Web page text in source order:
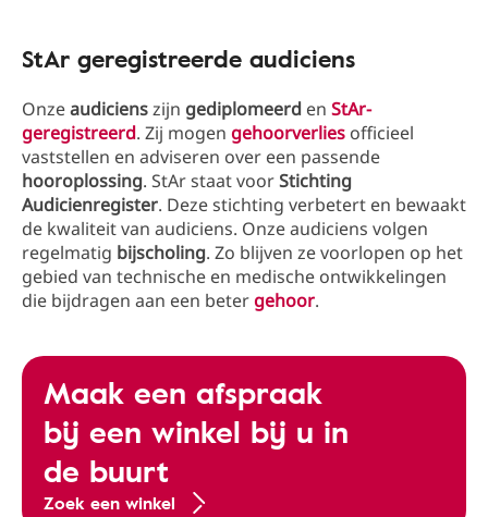
StAr geregistreerde audiciens
Onzeaudicienszijn gediplomeerd en StAr-
geregistreerd. Zij mogen gehoorverlies officieel
vaststellen en adviseren over een passende
hooroplossing. StAr staat voorStichting
Audicienregister. Deze stichting verbetert en bewaakt
de kwaliteit van audiciens. Onze audiciens volgen
regelmatig bijscholing. Zo blijven ze voorlopen op het
gebied van technische en medische ontwikkelingen
die bijdragen aan een betergehoor.
Maak een afspraak
bij een winkel bij u in
de buurt
Zoek een winkel